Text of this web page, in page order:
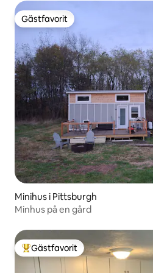
Gästfavorit
Gästfavorit
Minihus i Pittsburgh
Minhus på en gård
Populär gästfavorit
Gästfavorit